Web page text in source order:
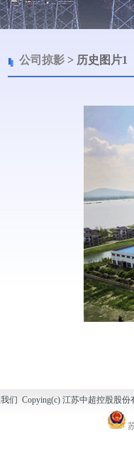
公司掠影 > 历史图片1
Copying(c) 江苏中超控股股